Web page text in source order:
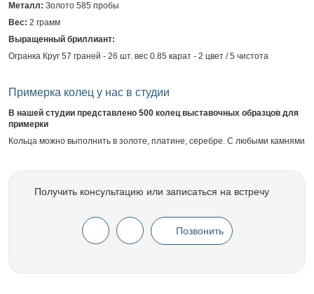
Металл: Золото 585 пробы
Вес: 2 грамм
Выращенный бриллиант:
Огранка Круг 57 граней - 26 шт. вес 0.85 карат - 2 цвет / 5 чистота
Примерка колец у нас в студии
В нашей студии представлено 500 колец выставочных образцов для
примерки
Кольца можно выполнить в золоте, платине, серебре. С любыми камнями
Получить консультацию или записаться на встречу
Позвонить